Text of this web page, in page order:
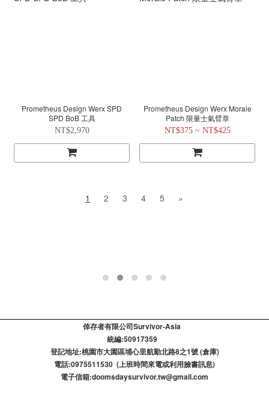
Prometheus Design Werx SPD
SPD BoB 工具
NT$2,970
Prometheus Design Werx Morale
Patch 限量士氣臂章
NT$375 ~ NT$425
1 2 3 4 5 »
倖存者有限公司Survivor-Asia
統編:50917359
登記​地址:桃園市大園區埔心里航勤北路8之1號 (倉庫)
電話:0975511530 (上班時間來電或利用臉書訊息)
電子信箱:doomsdaysurvivor.tw@gmail.com